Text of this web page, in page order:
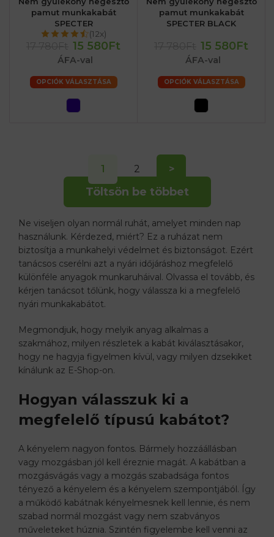
pamut munkakabát
SPECTER
(12x)
15 580Ft
ÁFA-val
OPCIÓK VÁLASZTÁSA
pamut munkakabát
SPECTER BLACK
15 580Ft
ÁFA-val
OPCIÓK VÁLASZTÁSA
Töltsön be többet
1 2 >
Ne viseljen olyan normál ruhát, amelyet minden nap
használunk. Kérdezed, miért? Ez a ruházat nem
biztosítja a munkahelyi védelmet és biztonságot. Ezért
tanácsos cserélni azt a nyári időjáráshoz megfelelő
különféle anyagok munkaruháival. Olvassa el tovább, és
kérjen tanácsot tőlünk, hogy válassza ki a megfelelő
nyári munkakabátot.
Megmondjuk, hogy melyik anyag alkalmas a
szakmához, milyen részletek a kabát kiválasztásakor,
hogy ne hagyja figyelmen kívül, vagy milyen dzsekiket
kínálunk az E-Shop-on.
Hogyan válasszuk ki a
megfelelő típusú kabátot?
A kényelem nagyon fontos. Bármely hozzáállásban
vagy mozgásban jól kell éreznie magát. A kabátban a
mozgásvágás vagy a mozgás szabadsága fontos
tényező a kényelem és a kényelem szempontjából. Így
a működő kabátnak kényelmesnek kell lennie, és nem
szabad normál mozgást vagy nem szabványos
műveleteket húznia. Szintén figyelembe kell venni az